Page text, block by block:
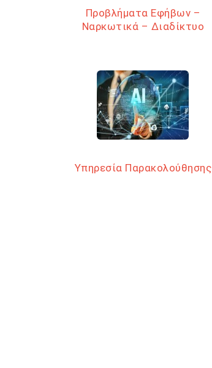
Προβλήματα Εφήβων –
Ναρκωτικά – Διαδίκτυο
Υπηρεσία Παρακολούθησης